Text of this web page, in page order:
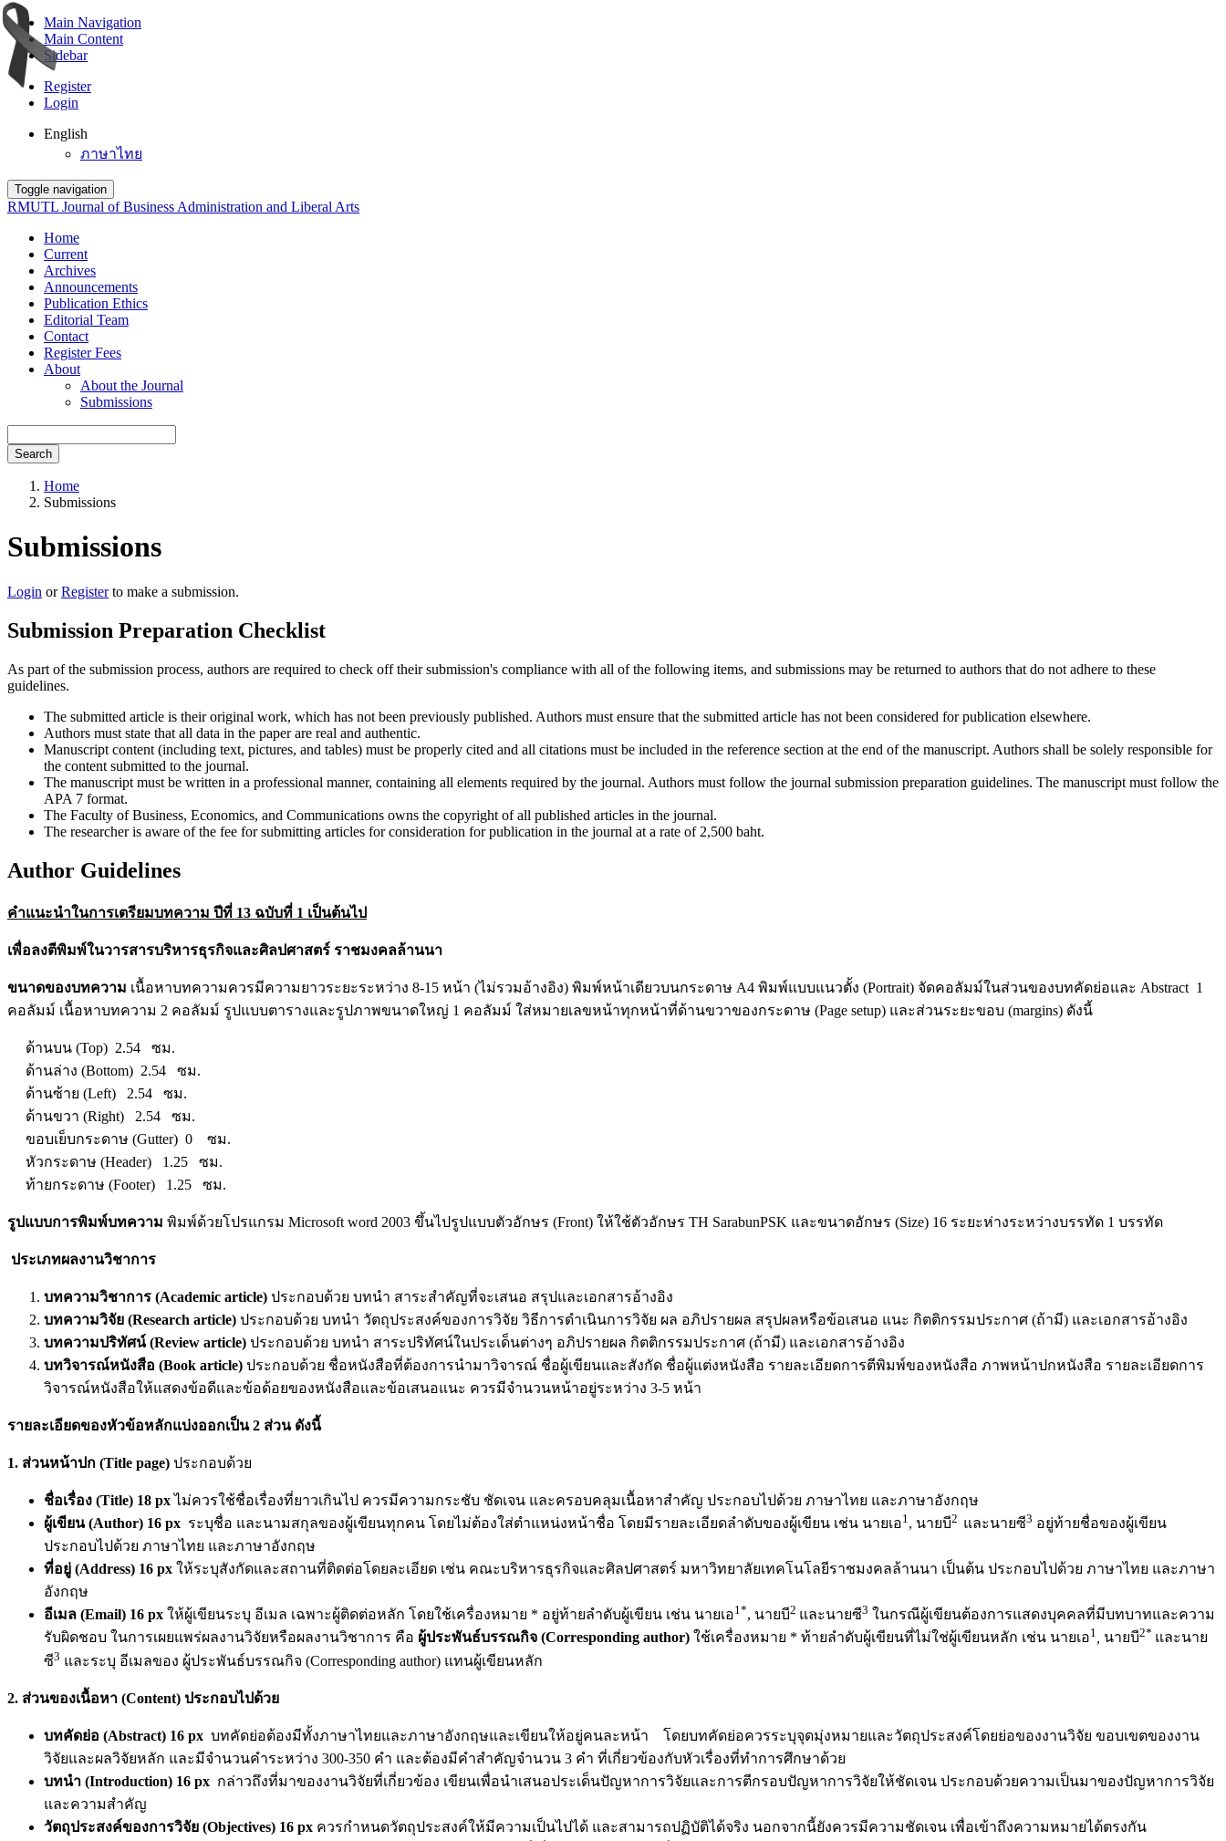
Main Navigation
Main Content
Sidebar
Register
Login
English
ภาษาไทย
Toggle navigation
RMUTL Journal of Business Administration and Liberal Arts
Home
Current
Archives
Announcements
Publication Ethics
Editorial Team
Contact
Register Fees
About
About the Journal
Submissions
Search
Home
Submissions
Submissions
Login orRegisterto make a submission.
Submission Preparation Checklist
As part of the submission process, authors are required to check off their submission's compliance with all of the following items, and submissions may be returned to authors that do not adhere to these
guidelines.
The submitted article is their original work, which has not been previously published. Authors must ensure that the submitted article has not been considered for publication elsewhere.
Authors must state that all data in the paper are real and authentic.
Manuscript content (including text, pictures, and tables) must be properly cited and all citations must be included in the reference section at the end of the manuscript. Authors shall be solely responsible for
the content submitted to the journal.
The manuscript must be written in a professional manner, containing all elements required by the journal. Authors must follow the journal submission preparation guidelines. The manuscript must follow the
APA 7 format.
The Faculty of Business, Economics, and Communications owns the copyright of all published articles in the journal.
The researcher is aware of the fee for submitting articles for consideration for publication in the journal at a rate of 2,500 baht.
Author Guidelines
คำแนะนำในการเตรียมบทความ ปีที่ 13 ฉบับที่ 1 เป็นต้นไป
เพื่อลงตีพิมพ์ในวารสารบริหารธุรกิจและศิลปศาสตร์ ราชมงคลล้านนา
ขนาดของบทความ เนื้อหาบทความควรมีความยาวระยะระหว่าง 8-15 หน้า (ไม่รวมอ้างอิง) พิมพ์หน้าเดียวบนกระดาษ A4 พิมพ์แบบแนวตั้ง (Portrait) จัดคอลัมม์ในส่วนของบทคัดย่อและ Abstract 1
คอลัมม์ เนื้อหาบทความ 2 คอลัมม์ รูปแบบตารางและรูปภาพขนาดใหญ่ 1 คอลัมม์ ใส่หมายเลขหน้าทุกหน้าที่ด้านขวาของกระดาษ (Page setup) และส่วนระยะขอบ (margins) ดังนี้
ด้านบน (Top) 2.54 ซม.
ด้านล่าง (Bottom) 2.54 ซม.
ด้านซ้าย (Left) 2.54 ซม.
ด้านขวา (Right) 2.54 ซม.
ขอบเย็บกระดาษ (Gutter) 0 ซม.
หัวกระดาษ (Header) 1.25 ซม.
ท้ายกระดาษ (Footer) 1.25 ซม.
รูปแบบการพิมพ์บทความ พิมพ์ด้วยโปรแกรม Microsoft word 2003 ขึ้นไปรูปแบบตัวอักษร (Front) ให้ใช้ตัวอักษร TH SarabunPSK และขนาดอักษร (Size) 16 ระยะห่างระหว่างบรรทัด 1 บรรทัด
ประเภทผลงานวิชาการ
บทความวิชาการ (Academic article) ประกอบด้วย บทนำ สาระสำคัญที่จะเสนอ สรุปและเอกสารอ้างอิง
บทความวิจัย (Research article) ประกอบด้วย บทนำ วัตถุประสงค์ของการวิจัย วิธีการดำเนินการวิจัย ผล อภิปรายผล สรุปผลหรือข้อเสนอ แนะ กิตติกรรมประกาศ (ถ้ามี) และเอกสารอ้างอิง
บทความปริทัศน์ (Review article) ประกอบด้วย บทนำ สาระปริทัศน์ในประเด็นต่างๆ อภิปรายผล กิตติกรรมประกาศ (ถ้ามี) และเอกสารอ้างอิง
บทวิจารณ์หนังสือ (Book article) ประกอบด้วย ชื่อหนังสือที่ต้องการนำมาวิจารณ์ ชื่อผู้เขียนและสังกัด ชื่อผู้แต่งหนังสือ รายละเอียดการตีพิมพ์ของหนังสือ ภาพหน้าปกหนังสือ รายละเอียดการ
วิจารณ์หนังสือให้แสดงข้อดีและข้อด้อยของหนังสือและข้อเสนอแนะ ควรมีจำนวนหน้าอยู่ระหว่าง 3-5 หน้า
รายละเอียดของหัวข้อหลักแบ่งออกเป็น2 ส่วน ดังนี้
1. ส่วนหน้าปก (Title page) ประกอบด้วย
ชื่อเรื่อง (Title) 18 pxไม่ควรใช้ชื่อเรื่องที่ยาวเกินไป ควรมีความกระชับ ชัดเจน และครอบคลุมเนื้อหาสำคัญ ประกอบไปด้วย ภาษาไทย และภาษาอังกฤษ
ผู้เขียน (Author) 16 px ระบุชื่อ และนามสกุลของผู้เขียนทุกคน โดยไม่ต้องใส่ตำแหน่งหน้าชื่อ โดยมีรายละเอียดลำดับของผู้เขียน เช่น นายเอ1 , นายบี2 และนายซี3 อยู่ท้ายชื่อของผู้เขียน
ประกอบไปด้วย ภาษาไทย และภาษาอังกฤษ
ที่อยู่ (Address) 16 px ให้ระบุสังกัดและสถานที่ติดต่อโดยละเอียด เช่น คณะบริหารธุรกิจและศิลปศาสตร์ มหาวิทยาลัยเทคโนโลยีราชมงคลล้านนา เป็นต้น ประกอบไปด้วย ภาษาไทย และภาษา
อังกฤษ
อีเมล (Email) 16 px ให้ผู้เขียนระบุ อีเมล เฉพาะผู้ติดต่อหลัก โดยใช้เครื่องหมาย * อยู่ท้ายลำดับผู้เขียน เช่น นายเอ1*, นายบี2 และนายซี3 ในกรณีผู้เขียนต้องการแสดงบุคคลที่มีบทบาทและความ
รับผิดชอบ ในการเผยแพร่ผลงานวิจัยหรือผลงานวิชาการ คือ ผู้ประพันธ์บรรณกิจ (Corresponding author) ใช้เครื่องหมาย * ท้ายลำดับผู้เขียนที่ไม่ใช่ผู้เขียนหลัก เช่น นายเอ1, นายบี2* และนาย
ซี3 และระบุ อีเมลของ ผู้ประพันธ์บรรณกิจ (Corresponding author) แทนผู้เขียนหลัก
2. ส่วนของเนื้อหา (Content) ประกอบไปด้วย
บทคัดย่อ (Abstract) 16 px บทคัดย่อต้องมีทั้งภาษาไทยและภาษาอังกฤษและเขียนให้อยู่คนละหน้า โดยบทคัดย่อควรระบุจุดมุ่งหมายและวัตถุประสงค์โดยย่อของงานวิจัย ขอบเขตของงาน
วิจัยและผลวิจัยหลัก และมีจำนวนคำระหว่าง 300-350 คำ และต้องมีคำสำคัญจำนวน 3 คำ ที่เกี่ยวข้องกับหัวเรื่องที่ทำการศึกษาด้วย
บทนำ (Introduction) 16 px กล่าวถึงที่มาของงานวิจัยที่เกี่ยวข้อง เขียนเพื่อนำเสนอประเด็นปัญหาการวิจัยและการตีกรอบปัญหาการวิจัยให้ชัดเจน ประกอบด้วยความเป็นมาของปัญหาการวิจัย
และความสำคัญ
วัตถุประสงค์ของการวิจัย (Objectives) 16 px ควรกำหนดวัตถุประสงค์ให้มีความเป็นไปได้ และสามารถปฏิบัติได้จริง นอกจากนี้ยังควรมีความชัดเจน เพื่อเข้าถึงความหมายได้ตรงกัน